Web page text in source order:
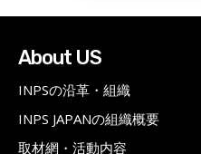
About US
INPSの沿革・組織
INPS JAPANの組織概要
取材網・活動内容